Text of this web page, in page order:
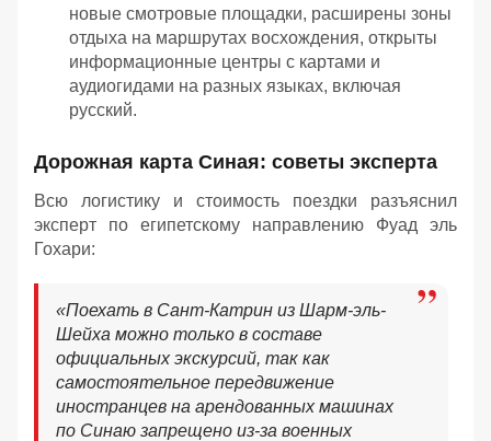
новые смотровые площадки, расширены зоны
отдыха на маршрутах восхождения, открыты
информационные центры с картами и
аудиогидами на разных языках, включая
русский.
Дорожная карта Синая: советы эксперта
Всю логистику и стоимость поездки разъяснил
эксперт по египетскому направлению Фуад эль
Гохари:
«Поехать в Сант-Катрин из Шарм-эль-
Шейха можно только в составе
официальных экскурсий, так как
самостоятельное передвижение
иностранцев на арендованных машинах
по Синаю запрещено из-за военных